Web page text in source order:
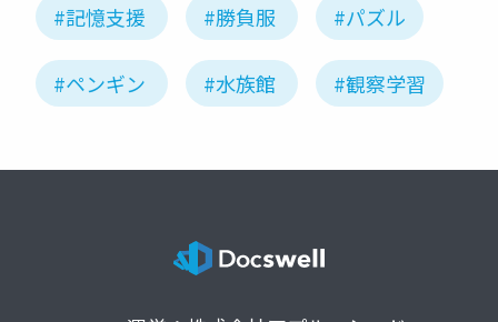
#記憶支援 #勝負服 #パズル
#ペンギン #水族館 #観察学習